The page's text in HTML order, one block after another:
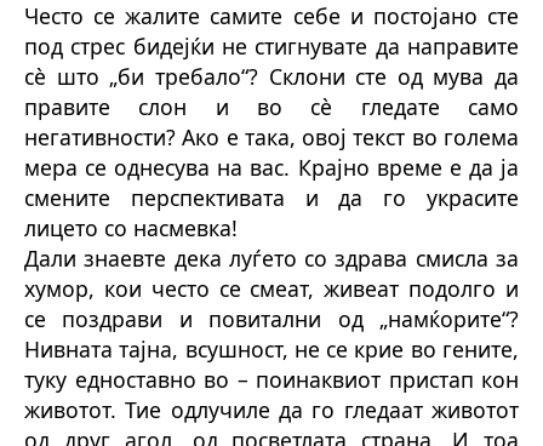
Често се жалите самите себе и постојано сте
под стрес бидејќи не стигнувате да направите
сè што „би требало“? Склони сте од мува да
правите слон и во сè гледате само
негативности? Ако е така, овој текст во голема
мера се однесува на вас. Крајно време е да ја
смените перспективата и да го украсите
лицето со насмевка!
Дали знаевте дека луѓето со здрава смисла за
хумор, кои често се смеат, живеат подолго и
се поздрави и повитални од „намќорите“?
Нивната тајна, всушност, не се крие во гените,
туку едноставно во – поинаквиот пристап кон
животот. Тие одлучиле да го гледаат животот
од друг агол, од посветлата страна. И тоа